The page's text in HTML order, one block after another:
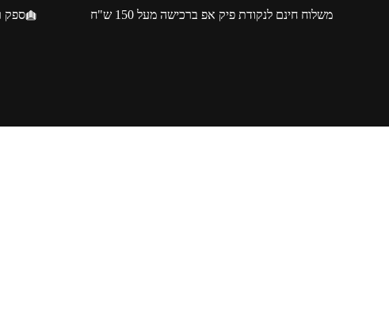
משלוח חינם לנקודת פיק אפ ברכישה מעל 150 ש"ח ספק